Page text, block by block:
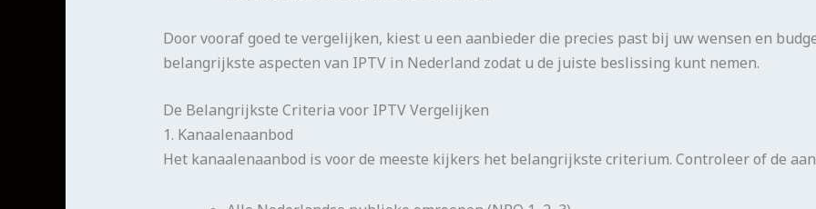
Door vooraf goed te vergelijken, kiest u een aanbieder die precies past bij uw wensen en
belangrijkste aspecten van IPTV in Nederland zodat u de juiste beslissing kunt nemen.
De Belangrijkste Criteria voor IPTV Vergelijken
1. Kanaalenaanbod
Het kanaalenaanbod is voor de meeste kijkers het belangrijkste criterium. Controleer of de